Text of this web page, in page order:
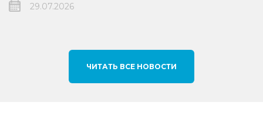
29.07.2026
ЧИТАТЬ ВСЕ НОВОСТИ